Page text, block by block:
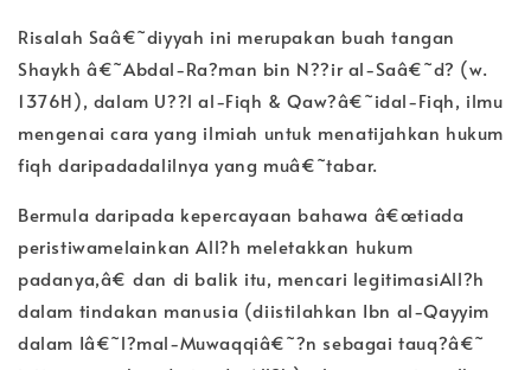
Risalah Saâ€˜diyyah ini merupakan buah tangan
Shaykh â€˜Abdal-Ra?man bin N??ir al-Saâ€˜d? (w.
1376H), dalam U??l al-Fiqh & Qaw?â€˜idal-Fiqh, ilmu
mengenai cara yang ilmiah untuk menatijahkan hukum
fiqh daripadadalilnya yang muâ€˜tabar.
Bermula daripada kepercayaan bahawa â€œtiada
peristiwamelainkan All?h meletakkan hukum
padanya,â€ dan di balik itu, mencari legitimasiAll?h
dalam tindakan manusia (diistilahkan Ibn al-Qayyim
dalam Iâ€˜l?mal-Muwaqqiâ€˜?n sebagai tauq?â€˜